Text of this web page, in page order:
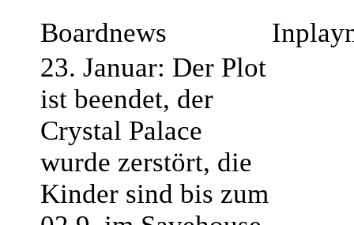
Boardnews
23. Januar: Der Plot
ist beendet, der
Crystal Palace
wurde zerstört, die
Kinder sind bis zum